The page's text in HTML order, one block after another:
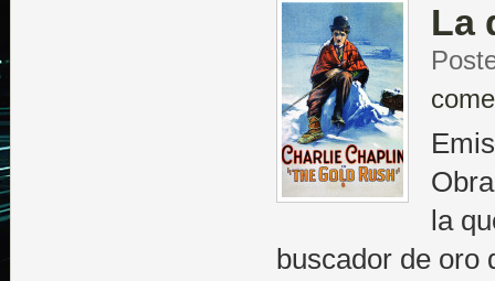
La
la
buscador de oro